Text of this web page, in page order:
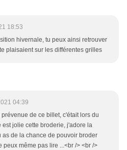
18:53
hivernale, tu peux ainsi retrouver
plaisaient sur les différentes grilles
04:39
de ce billet, c'était lors du
jolie cette broderie, j'adore la
as de la chance de pouvoir broder
peux même pas lire ...<br /> <br />